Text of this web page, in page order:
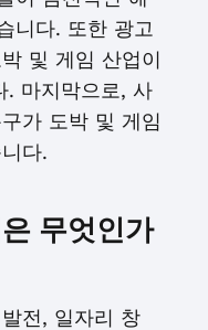
니다. 또한 광고
및 게임 산업이
. 마지막으로, 사
가 도박 및 게임
다.
무엇인가
전, 일자리 창